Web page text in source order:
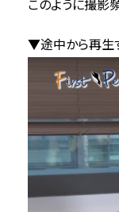
▼途中から再生